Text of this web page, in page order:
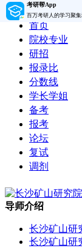
考研帮App
百万考研人的学习聚
首页
院校专业
研招
报录比
分数线
学长学姐
备考
报考
论坛
复试
调剂
导师介绍
长沙矿山研
长沙矿山研